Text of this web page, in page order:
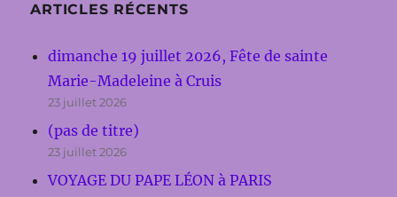
ARTICLES RÉCENTS
dimanche 19 juillet 2026, Fête de sainte
Marie-Madeleine à Cruis
23 juillet 2026
(pas de titre)
23 juillet 2026
VOYAGE DU PAPE LÉON à PARIS